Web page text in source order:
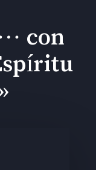
con